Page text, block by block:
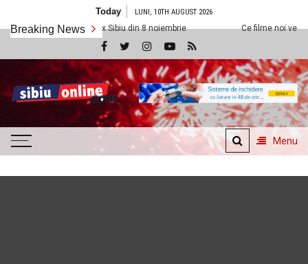
content
Today LUNI, 10TH AUGUST 2026
Breaking News
la Cineplexx Sibiu din 8 noiembrie Ce filme noi vedem la
SibiuOnline.com
… locatii si evenimente din
Sibiu!!!
Menu